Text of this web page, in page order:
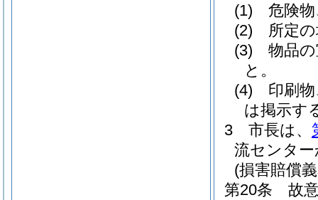
(1)
危険
(2)
所定
(3)
物品
と。
(4)
印刷
は掲示す
3
市長は、
流センタ
(損害賠償
第20条
故